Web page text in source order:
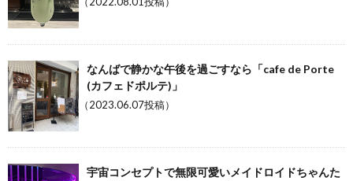
なんばで静かな午後を過ごすなら「cafe de Porte
(カフェドポルテ)」
（2023.06.07投稿）
宇宙コンセプトで無限可愛いメイドロイドちゃんた